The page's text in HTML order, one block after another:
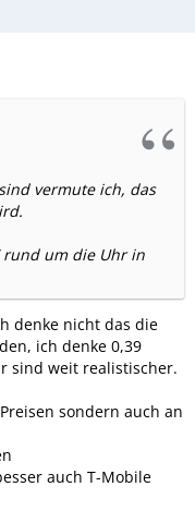
vermute ich, das
rund um die Uhr in
denke nicht das die
ich denke 0,39
sind weit realistischer.
sondern auch an
auch T-Mobile